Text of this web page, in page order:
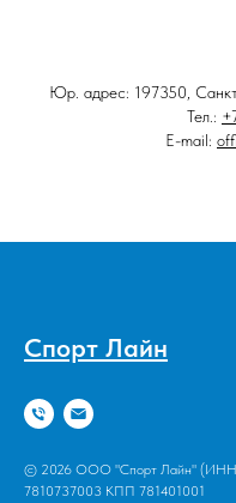
Юр. адрес: 197350,
Тел.:
E-mail:
Спорт Лайн
© 2026 ООО "Спорт Лайн" (ИНН
7810737003 КПП 781401001